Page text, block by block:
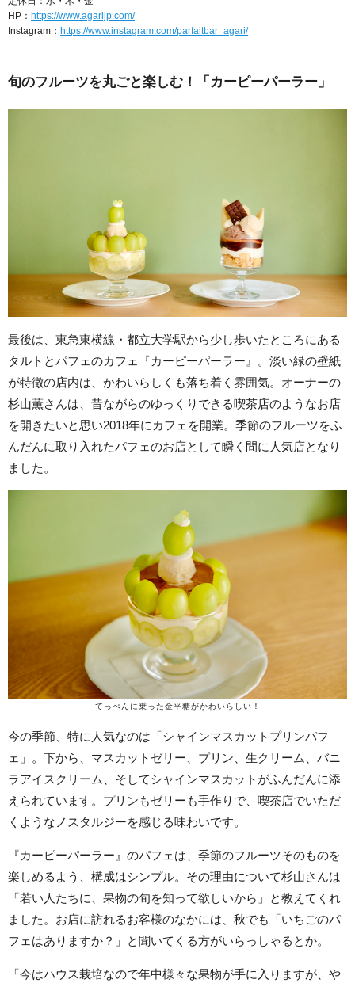
HP： https://www.agarijp.com/
Instagram： https://www.instagram.com/parfaitbar_agari/
旬のフルーツを丸ごと楽しむ！「カーピーパーラー」
最後は、東急東横線・都立大学駅から少し歩いたところにある
タルトとパフェのカフェ『カーピーパーラー』。淡い緑の壁紙
が特徴の店内は、かわいらしくも落ち着く雰囲気。オーナーの
杉山薫さんは、昔ながらのゆっくりできる喫茶店のようなお店
を開きたいと思い2018年にカフェを開業。季節のフルーツをふ
んだんに取り入れたパフェのお店として瞬く間に人気店となり
ました。
てっぺんに乗った金平糖がかわいらしい！
今の季節、特に人気なのは「シャインマスカットプリンパフ
ェ」。下から、マスカットゼリー、プリン、生クリーム、バニ
ラアイスクリーム、そしてシャインマスカットがふんだんに添
えられています。プリンもゼリーも手作りで、喫茶店でいただ
くようなノスタルジーを感じる味わいです。
『カーピーパーラー』のパフェは、季節のフルーツそのものを
楽しめるよう、構成はシンプル。その理由について杉山さんは
「若い人たちに、果物の旬を知って欲しいから」と教えてくれ
ました。お店に訪れるお客様のなかには、秋でも「いちごのパ
フェはありますか？」と聞いてくる方がいらっしゃるとか。
「今はハウス栽培なので年中様々な果物が手に入りますが、や